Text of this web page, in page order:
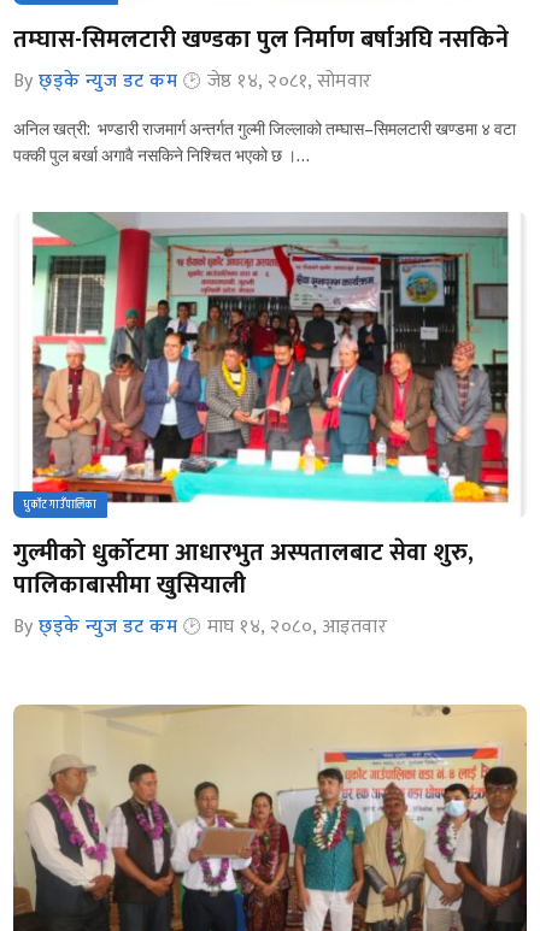
तम्घास-सिमलटारी खण्डका पुल निर्माण बर्षाअघि नसकिने
By छ्ड्के न्युज डट कम जेष्ठ १४, २०८१, सोमवार
अनिल खत्री: भण्डारी राजमार्ग अन्तर्गत गुल्मी जिल्लाको तम्घास–सिमलटारी खण्डमा ४ वटा
पक्की पुल बर्खा अगावै नसकिने निश्चित भएको छ ।…
धुर्कोट गाउँपालिका
गुल्मीको धुर्कोटमा आधारभुत अस्पतालबाट सेवा शुरु,
पालिकाबासीमा खुसियाली
By छ्ड्के न्युज डट कम माघ १४, २०८०, आइतवार